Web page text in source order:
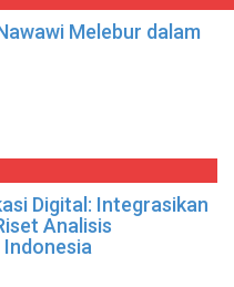
Melebur dalam
Digital: Integrasikan
Analisis
Indonesia